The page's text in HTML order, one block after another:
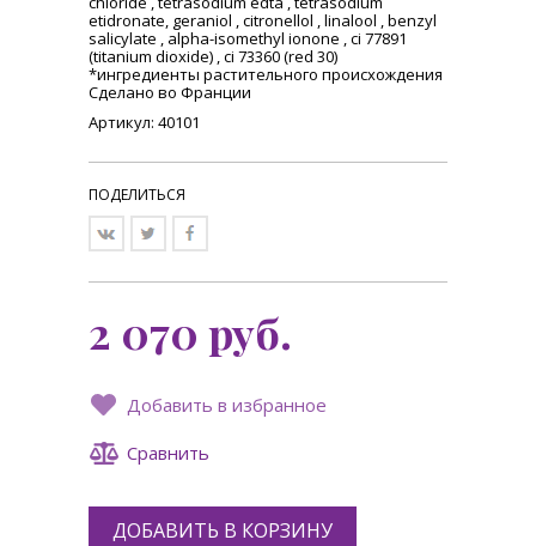
etidronate, geraniol , citronellol , linalool , benzyl
salicylate , alpha-isomethyl ionone , ci 77891
(titanium dioxide) , ci 73360 (red 30)
*ингредиенты растительного происхождения
Сделано во Франции
Артикул: 40101
ПОДЕЛИТЬСЯ
Добавить в избранное
Сравнить
2 070 руб.